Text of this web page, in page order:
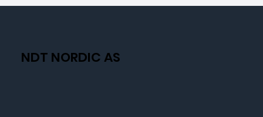
NDT NORDIC AS